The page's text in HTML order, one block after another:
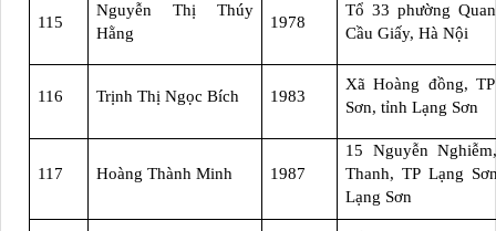
115
Nguyễn Thị Thúy
Hằng
1978
Tổ 33 phường
Cầu Giấy, Hà Nội
116 Trịnh Thị Ngọc Bích 1983
Xã Hoàng đồng,
Sơn, tỉnh Lạng Sơn
117 Hoàng Thành Minh 1987
15 Nguyễn
Thanh, TP Lạng
Lạng Sơn